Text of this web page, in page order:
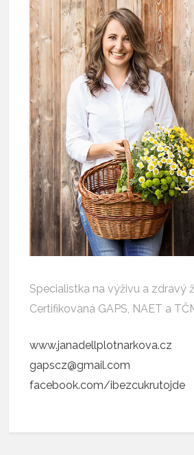
Specialistka na výživu a zdravý
Certifikovaná GAPS, NAET a
www.janadellplotnarkova.cz
gapscz@gmail.com
facebook.com/ibezcukrutojde